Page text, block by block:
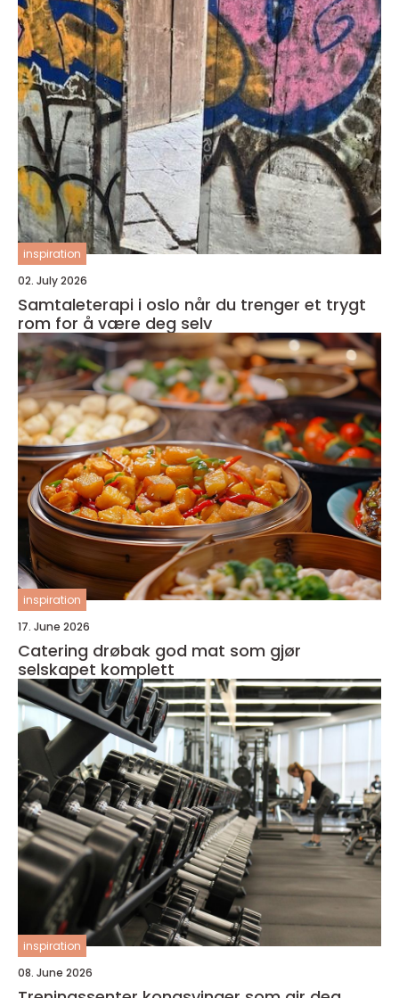
inspiration
02. July 2026
Samtaleterapi i oslo når du trenger et trygt
rom for å være deg selv
inspiration
17. June 2026
Catering drøbak god mat som gjør
selskapet komplett
inspiration
08. June 2026